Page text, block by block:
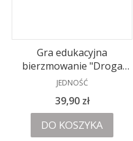
Gra edukacyjna
bierzmowanie "Droga
siedmiu darów"
PRODUCENT
JEDNOŚĆ
Cena
39,90 zł
DO KOSZYKA